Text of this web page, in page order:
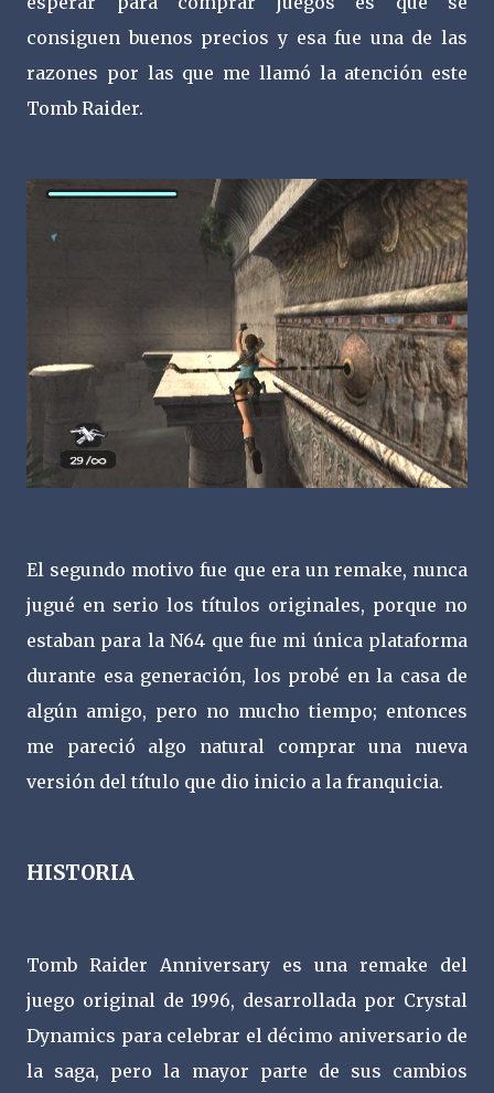
consiguen buenos precios y esa fue una de las
razones por las que me llamó la atención este
Tomb Raider.
El segundo motivo fue que era un remake, nunca
jugué en serio los títulos originales, porque no
estaban para la N64 que fue mi única plataforma
durante esa generación, los probé en la casa de
algún amigo, pero no mucho tiempo; entonces
me pareció algo natural comprar una nueva
versión del título que dio inicio a la franquicia.
HISTORIA
Tomb Raider Anniversary es una remake del
juego original de 1996, desarrollada por Crystal
Dynamics para celebrar el décimo aniversario de
la saga, pero la mayor parte de sus cambios